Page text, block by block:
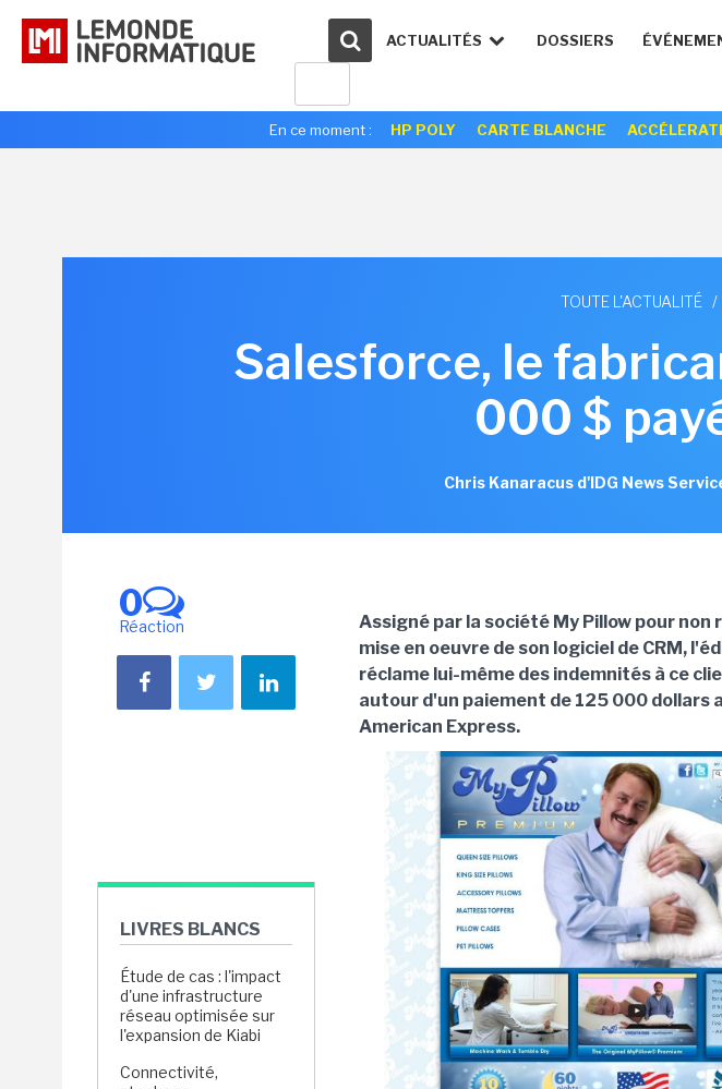
ACTUALITÉS DOSSIERS
En ce moment : HP POLY CARTE BLANCHE
TOUTE L'ACTUALITÉ /
Salesforce, le
000 $
Chris Kanaracus d'IDG News
0
Réaction
LIVRES BLANCS
Étude de cas : l'impact
d'une infrastructure
réseau optimisée sur
l'expansion de Kiabi
Connectivité,
Assigné par la société My Pillow pour non
mise en oeuvre de son logiciel de CRM,
réclame lui-même des indemnités à ce
autour d'un paiement de 125 000 dollars
American Express.